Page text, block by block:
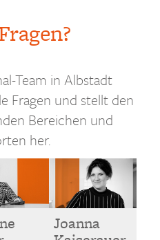
Team in Albstadt
Fragen und stellt den
Bereichen und
her.
Joanna